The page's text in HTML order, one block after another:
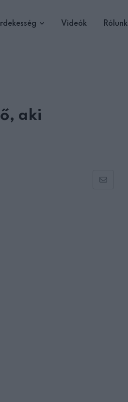
Videók Rólunk
aki
Share